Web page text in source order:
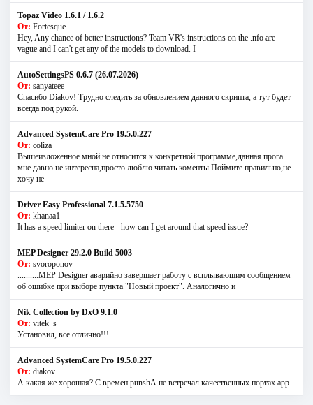
Topaz Video 1.6.1 / 1.6.2
От: Fortesque
Hey, Any chance of better instructions? Team VR's instructions on the .nfo are
vague and I can't get any of the models to download. I
AutoSettingsPS 0.6.7 (26.07.2026)
От: sanyateee
Спасибо Diakov! Трудно следить за обновлением данного скрипта, а тут будет
всегда под рукой.
Advanced SystemCare Pro 19.5.0.227
От: coliza
Вышеизложенное мной не относится к конкретной программе,данная прога
мне давно не интересна,просто люблю читать коменты.Поймите правильно,не
хочу не
Driver Easy Professional 7.1.5.5750
От: khanaa1
It has a speed limiter on there - how can I get around that speed issue?
MEP Designer 29.2.0 Build 5003
От: svoroponov
..........MEP Designer аварийно завершает работу с всплывающим сообщением
об ошибке при выборе пункта "Новый проект". Аналогично и
Nik Collection by DxO 9.1.0
От: vitek_s
Установил, все отлично!!!
Advanced SystemCare Pro 19.5.0.227
От: diakov
А какая же хорошая? С времен punshА не встречал качественных портах app